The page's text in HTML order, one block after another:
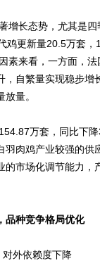
长态势，尤其是四
鸡更新量20.5万套
素来看，一方面，
自繁量实现稳步增
量。
万套，同比下降
肉鸡产业较强的供
市场化调节能力，
种竞争格局优化
外依赖度下降